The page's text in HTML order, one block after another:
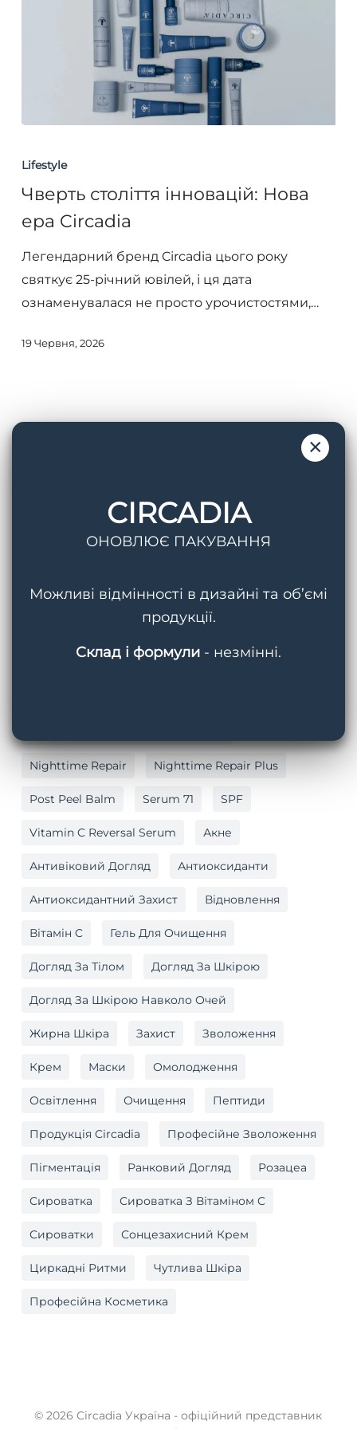
століття
Нова
ера
Circadia
Lifestyle
Чверть століття інновацій: Нова
ера Circadia
Легендарний бренд Circadia цього року
святкує 25-річний ювілей, і ця дата
ознаменувалася не просто урочистостями,…
19 Червня, 2026
AquaPorin Hydrating Cream BMED
Light Day Sunscreen SPF 37
Nighttime Repair Nighttime Repair Plus
Post Peel Balm Serum 71 SPF
Vitamin C Reversal Serum Акне
Антивіковий Догляд Антиоксиданти
Антиоксидантний Захист Відновлення
Вітамін C Гель Для Очищення
Догляд За Тілом Догляд За Шкірою
Догляд За Шкірою Навколо Очей
Жирна Шкіра Захист Зволоження
Крем Маски Омолодження
Освітлення Очищення Пептиди
Продукція Circadia Професійне Зволоження
Пігментація Ранковий Догляд Розацеа
Сироватка Сироватка З Вітаміном C
Сироватки Сонцезахисний Крем
Циркадні Ритми Чутлива Шкіра
Професійна Косметика
© 2026 Circadia Україна - офіційний представник
×
CIRCADIA
ОНОВЛЮЄ ПАКУВАННЯ
Можливі відмінності в дизайні та об’ємі
продукції.
Склад і формули - незмінні.